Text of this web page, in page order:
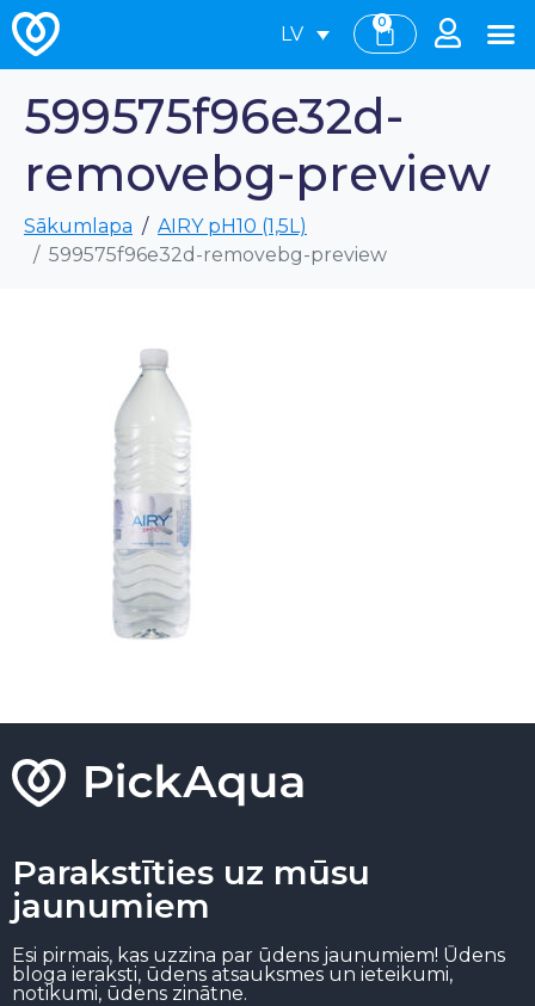
LV
0
599575f96e32d-
removebg-preview
Sākumlapa
AIRY pH10 (1,5L)
599575f96e32d-removebg-preview
Parakstīties uz mūsu
jaunumiem
Esi pirmais, kas uzzina par ūdens jaunumiem! Ūdens
bloga ieraksti, ūdens atsauksmes un ieteikumi,
notikumi, ūdens zinātne.